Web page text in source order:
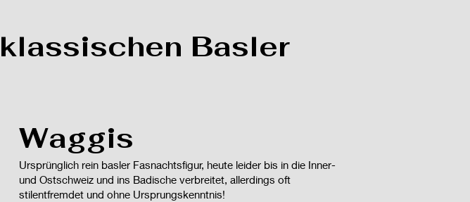
Basler
Waggis
Ursprünglich rein basler Fasnachtsfigur, heute leider bis in die Inner-
und Ostschweiz und ins Badische verbreitet, allerdings oft
stilentfremdet und ohne Ursprungskenntnis!